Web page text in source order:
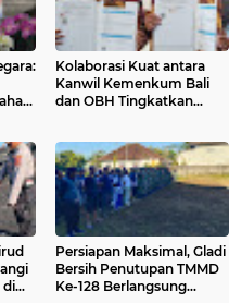
Kolaborasi Kuat antara
Kanwil Kemenkum Bali
dan OBH Tingkatkan
di
Persiapan Maksimal, Gladi
Bersih Penutupan TMMD
Ke-128 Berlangsung